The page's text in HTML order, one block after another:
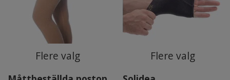
Flere valg Flere valg